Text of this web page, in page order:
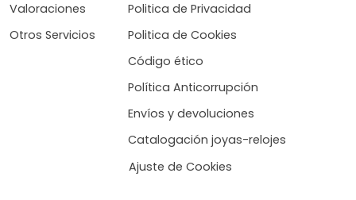
Valoraciones
Otros Servicios
Politica de Privacidad
Politica de Cookies
Código ético
Política Anticorrupción
Envíos y devoluciones
Catalogación joyas-relojes
Ajuste de Cookies